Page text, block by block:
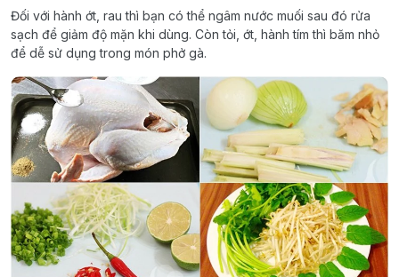
Đối với hành ớt, rau thì bạn có thể ngâm nước muối sau đó rửa
sạch để giảm độ mặn khi dùng. Còn tỏi, ớt, hành tím thì băm nhỏ
để dễ sử dụng trong món phở gà.